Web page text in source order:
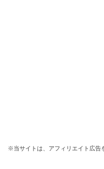
※当サイトは、アフィリエイト広告